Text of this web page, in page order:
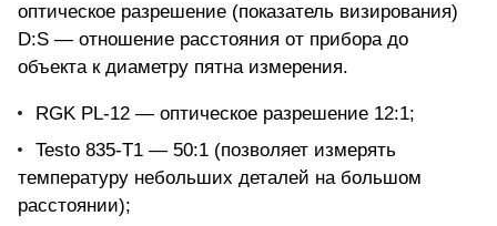
оптическое разрешение (показатель визирования)
D:S — отношение расстояния от прибора до
объекта к диаметру пятна измерения.
RGK PL-12 — оптическое разрешение 12:1;
Testo 835-T1 — 50:1 (позволяет измерять
температуру небольших деталей на большом
расстоянии);